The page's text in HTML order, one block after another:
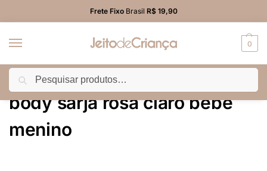
Frete FixoBrasil R$ 19,90
0
Início Produtos marcados com a tag “body sarja rosa claro bebê menino”
body sarja rosa claro bebê
menino